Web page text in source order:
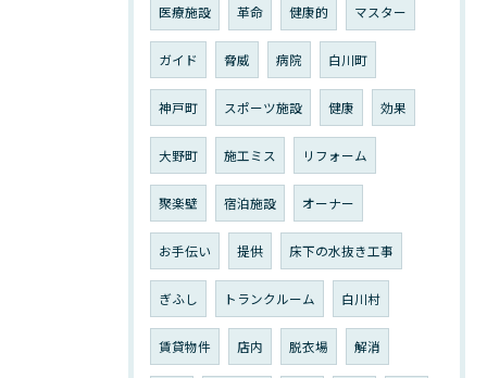
医療施設 革命 健康的 マスター
ガイド 脅威 病院 白川町
神戸町 スポーツ施設 健康 効果
大野町 施工ミス リフォーム
聚楽壁 宿泊施設 オーナー
お手伝い 提供 床下の水抜き工事
ぎふし トランクルーム 白川村
賃貸物件 店内 脱衣場 解消